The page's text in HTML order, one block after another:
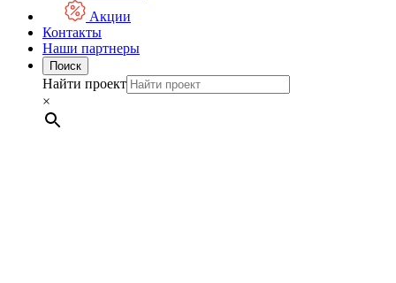
Акции
Контакты
Наши партнеры
Поиск
Найти проект
×